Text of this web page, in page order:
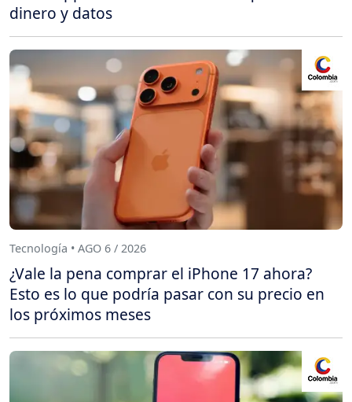
dinero y datos
Tecnología • AGO 6 / 2026
¿Vale la pena comprar el iPhone 17 ahora?
Esto es lo que podría pasar con su precio en
los próximos meses